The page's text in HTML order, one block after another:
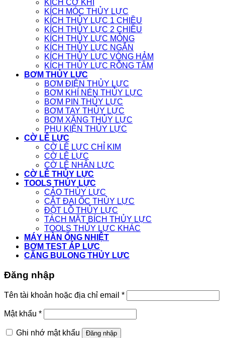
KÍCH CƠ KHÍ
KÍCH MÓC THỦY LỰC
KÍCH THỦY LỰC 1 CHIỀU
KÍCH THỦY LỰC 2 CHIỀU
KÍCH THỦY LỰC MỎNG
KÍCH THỦY LỰC NGẮN
KÍCH THỦY LỰC VÒNG HẢM
KÍCH THỦY LỰC RỖNG TÂM
BƠM THỦY LỰC
BƠM ĐIỆN THỦY LỰC
BƠM KHÍ NÉN THỦY LỰC
BƠM PIN THỦY LỰC
BƠM TAY THỦY LỰC
BƠM XĂNG THỦY LỰC
PHỤ KIỆN THỦY LỰC
CỜ LÊ LỰC
CỜ LÊ LỰC CHỈ KIM
CỜ LÊ LỰC
CỜ LÊ NHÂN LỰC
CỜ LÊ THỦY LỰC
TOOLS THỦY LỰC
CẢO THỦY LỰC
CẮT ĐAI ỐC THỦY LỰC
ĐỘT LỖ THỦY LỰC
TÁCH MẶT BÍCH THỦY LỰC
TOOLS THỦY LỰC KHÁC
MÁY HÀN ỐNG NHIỆT
BƠM TEST ÁP LỰC
CĂNG BULONG THỦY LỰC
Đăng nhập
Tên tài khoản hoặc địa chỉ email *
Mật khẩu *
Ghi nhớ mật khẩu Đăng nhập